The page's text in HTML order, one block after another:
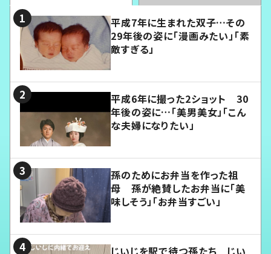
平成7年に生まれた双子…その
29年後の姿に「漫画みたい」「素
敵すぎる」
平成6年に撮った2ショット 30
年後の姿に…「美男美女」「こん
な夫婦になりたい」
孫のためにお弁当を作った祖
母 孫が絶賛したお弁当に「美
味しそう」「お弁当すごい」
じいじを駅で待つ孫たち じい